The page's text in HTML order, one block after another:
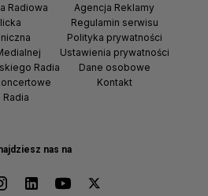
nas na
Radiowa
Radia
Agencja Reklamy
Regulamin serwisu
Polityka prywatności
Ustawienia prywatności
Dane osobowe
Kontakt